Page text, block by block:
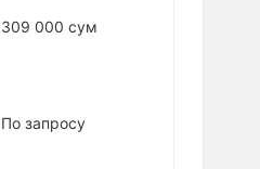
309 000 сум
По запросу